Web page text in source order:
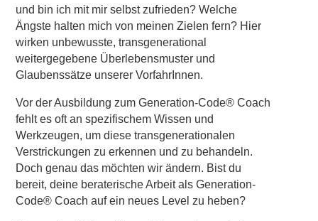
und bin ich mit mir selbst zufrieden? Welche
Ängste halten mich von meinen Zielen fern? Hier
wirken unbewusste, transgenerational
weitergegebene Überlebensmuster und
Glaubenssätze unserer VorfahrInnen.
Vor der Ausbildung zum Generation-Code® Coach
fehlt es oft an spezifischem Wissen und
Werkzeugen, um diese transgenerationalen
Verstrickungen zu erkennen und zu behandeln.
Doch genau das möchten wir ändern. Bist du
bereit, deine beraterische Arbeit als Generation-
Code® Coach auf ein neues Level zu heben?